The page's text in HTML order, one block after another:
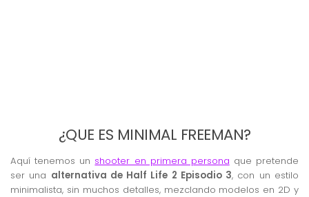
¿QUE ES MINIMAL FREEMAN?
Aquí tenemos un shooter en primera persona que pretende
ser una alternativa de Half Life 2 Episodio 3, con un estilo
minimalista, sin muchos detalles, mezclando modelos en 2D y